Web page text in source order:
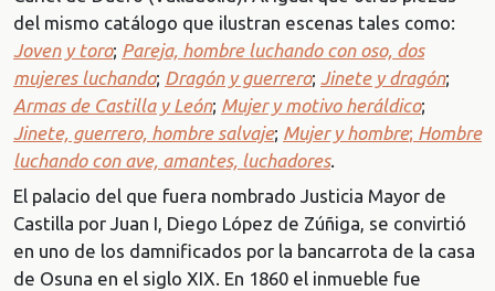
del mismo catálogo que ilustran escenas tales como:
Joven y toro; Pareja, hombre luchando con oso, dos
mujeres luchando; Dragón y guerrero; Jinete y dragón;
Armas de Castilla y León; Mujer y motivo heráldico;
Jinete, guerrero, hombre salvaje; Mujer y hombre; Hombre
luchando con ave, amantes, luchadores.
El palacio del que fuera nombrado Justicia Mayor de
Castilla por Juan I, Diego López de Zúñiga, se convirtió
en uno de los damnificados por la bancarrota de la casa
de Osuna en el siglo XIX. En 1860 el inmueble fue